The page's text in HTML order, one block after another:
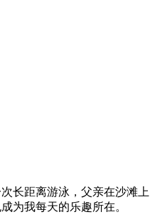
长距离游泳，父亲在沙滩上
为我每天的乐趣所在。